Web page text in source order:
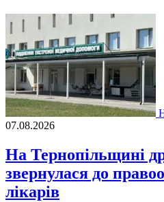
07.08.2026
На Тернопільщині
звернулася до
лікарів